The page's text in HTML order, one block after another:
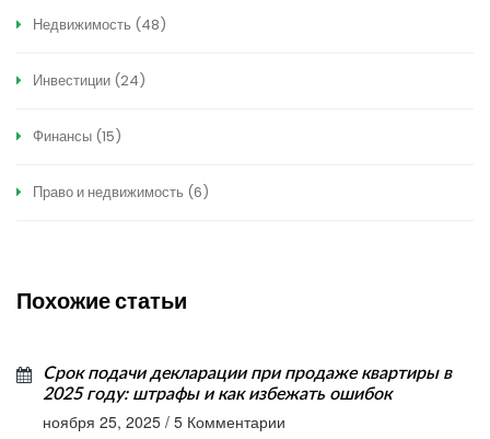
Недвижимость (48)
Инвестиции (24)
Финансы (15)
Право и недвижимость (6)
Похожие статьи
Срок подачи декларации при продаже квартиры в
2025 году: штрафы и как избежать ошибок
ноября 25, 2025 / 5 Комментарии